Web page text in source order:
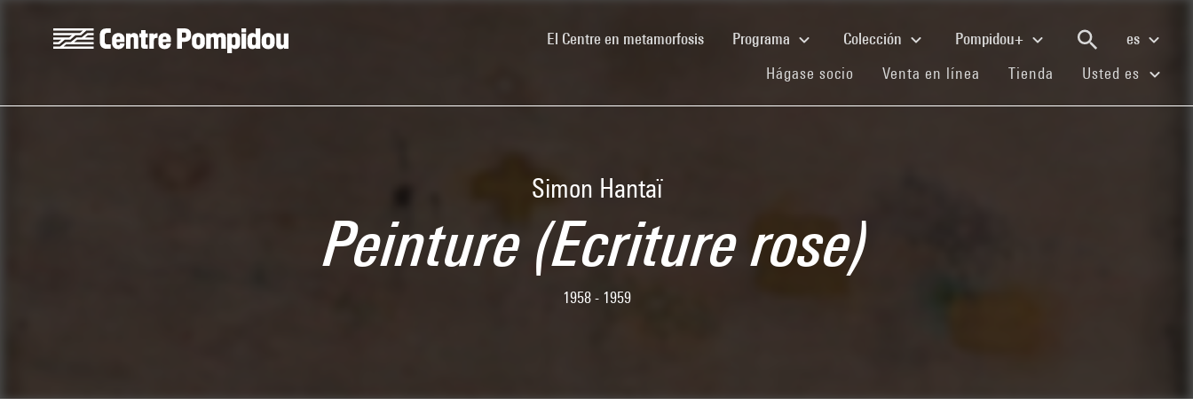
El Centre en metamorfosis(current)Programa Colección Pompidou+
es
Hágase socio (current)
Venta en línea (current)
Tienda (current)
Usted es
Simon Hantaï
Peinture (Ecriture rose)
1958 - 1959